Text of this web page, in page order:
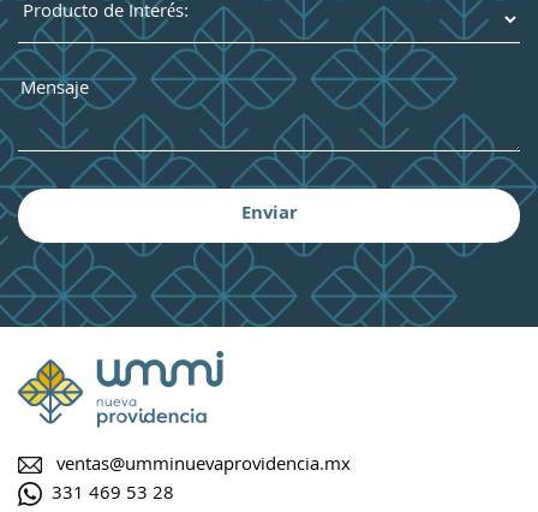
ventas@umminuevaprovidencia.mx
331 469 53 28